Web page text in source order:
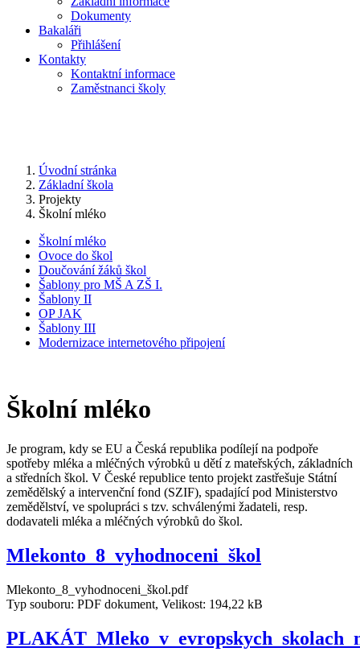
Dokumenty
Bakaláři
Přihlášení
Kontakty
Kontaktní informace
Zaměstnanci školy
Úvodní stránka
Základní škola
Projekty
Školní mléko
Školní mléko
Ovoce do škol
Doučování žáků škol
Šablony pro MŠ A ZŠ I.
Šablony II
OP JAK
Šablony III
Modernizace internetového připojení
Školní mléko
Je program, kdy se EU a Česká republika podílejí na podpoře
spotřeby mléka a mléčných výrobků u dětí z mateřských, základních
a středních škol. V České republice tento projekt zastřešuje Státní
zemědělský a intervenční fond (SZIF), spadající pod Ministerstvo
zemědělství, ve spolupráci s tzv. schválenými žadateli, resp.
dodavateli mléka a mléčných výrobků do škol.
Mlekonto_8_vyhodnoceni_škol
Mlekonto_8_vyhodnoceni_škol.pdf
Typ souboru: PDF dokument, Velikost: 194,22 kB